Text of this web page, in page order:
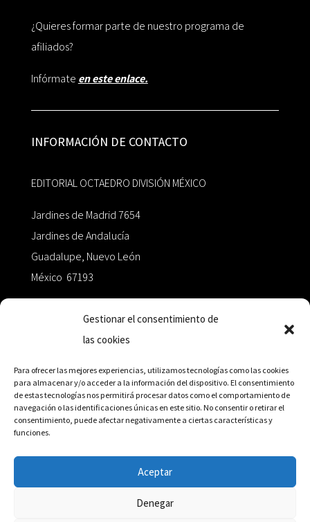
Gestionar el consentimiento de
las cookies
Para ofrecer las mejores experiencias, utilizamos tecnologías como las cookies
para almacenar y/o acceder a la información del dispositivo. El consentimiento
de estas tecnologías nos permitirá procesar datos como el comportamiento de
navegación o las identificaciones únicas en este sitio. No consentir o retirar el
consentimiento, puede afectar negativamente a ciertas características y
funciones.
Aceptar
Denegar
¿Quieres formar parte de nuestro programa de
afiliados?
Infórmate en este enlace.
INFORMACIÓN DE CONTACTO
EDITORIAL OCTAEDRO DIVISIÓN MÉXICO
Jardines de Madrid 7654
Jardines de Andalucía
Guadalupe, Nuevo León
México 67193
+52 811.499.5638
RED DE DISTRIBUCIÓN